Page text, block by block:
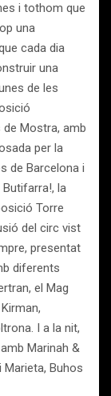
i tothom que
una
cada dia
una
de les
Mostra, amb
per la
de Barcelona i
la
Torre
del circ vist
presentat
diferents
el Mag
I a la nit,
Marinah &
Marieta, Buhos